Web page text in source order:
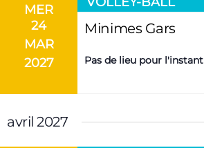
MER
24
MAR
2027
Minimes Gars
Pas de lieu pour l'instant
avril 2027